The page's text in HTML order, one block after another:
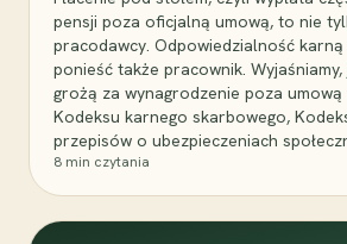
pensji poza oficjalną umową, to nie
pracodawcy. Odpowiedzialność
ponieść także pracownik.
grożą za wynagrodzenie poza umową
Kodeksu karnego skarbowego,
przepisów o ubezpieczeniach
8 min czytania